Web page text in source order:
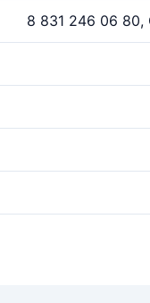
8 831 246 06 80,